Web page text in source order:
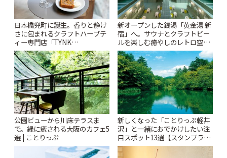
日本橋兜町に誕生。香りと静け
さに包まれるクラフトハーブテ
ィー専門店「TYNK
Kabutocho」 | ことりっぷ
新オープンした銭湯「黄金湯 新
宿」へ。サウナとクラフトビー
ルを楽しむ癒やしのレトロ空間
| ことりっぷ
公園ビューから川床テラスま
で。緑に癒される大阪のカフェ5
選 | ことりっぷ
新しくなった「ことりっぷ軽井
沢」と一緒におでかけしたい注
目スポット13選【スタンプラリ
ー開催中】 | ことりっぷ